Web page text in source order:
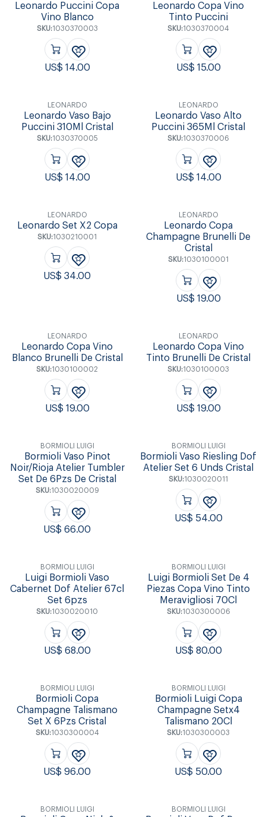
Leonardo Puccini Copa
Vino Blanco
SKU:1030370003
US$ 14.00
Leonardo Copa Vino
Tinto Puccini
SKU:1030370004
US$ 15.00
LEONARDO
Leonardo Vaso Bajo
Puccini 310Ml Cristal
SKU:1030370005
US$ 14.00
LEONARDO
Leonardo Vaso Alto
Puccini 365Ml Cristal
SKU:1030370006
US$ 14.00
LEONARDO
Leonardo Set X2 Copa
SKU:1030210001
US$34.00
LEONARDO
Leonardo Copa
Champagne Brunelli De
Cristal
SKU:1030100001
US$ 19.00
LEONARDO
Leonardo Copa Vino
Blanco Brunelli De Cristal
SKU:1030100002
US$ 19.00
LEONARDO
Leonardo Copa Vino
Tinto Brunelli De Cristal
SKU:1030100003
US$ 19.00
BORMIOLI LUIGI
Bormioli Vaso Pinot
Noir/Rioja Atelier Tumbler
Set De 6Pzs De Cristal
SKU:1030020009
US$66.00
BORMIOLI LUIGI
Bormioli Vaso Riesling Dof
Atelier Set 6 Unds Cristal
SKU:1030020011
US$ 54.00
BORMIOLI LUIGI
Luigi Bormioli Vaso
Cabernet Dof Atelier 67cl
Set 6pzs
SKU:1030020010
US$ 68.00
BORMIOLI LUIGI
Luigi Bormioli Set De 4
Piezas Copa Vino Tinto
Meravigliosi 70Cl
SKU:1030300006
US$ 80.00
BORMIOLI LUIGI
Bormioli Copa
Champagne Talismano
Set X 6Pzs Cristal
SKU:1030300004
US$96.00
BORMIOLI LUIGI
Bormioli Luigi Copa
Champagne Setx4
Talismano 20Cl
SKU:1030300003
US$ 50.00
BORMIOLI LUIGI BORMIOLI LUIGI